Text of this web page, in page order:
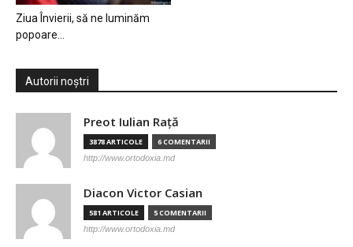
Ziua Învierii, să ne luminăm
popoare…
Autorii noștri
Preot Iulian Raţă
3878 ARTICOLE 6 COMENTARII
http://www.ortodoxia.md
Diacon Victor Casian
581 ARTICOLE 5 COMENTARII
http://www.ortodoxia.md